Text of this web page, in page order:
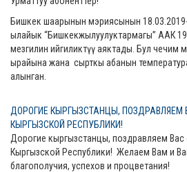
Бишкек шаарынын мэриясынын
ылайык “Бишкекжылуулуктармагы” ААК
мезгилин ийгиликтүү аяктады. Бул чечим
ырайына жана сырткы абанын
алынган.
ДОРОГИЕ КЫРГЫЗСТАНЦЫ, ПОЗДРАВЛЯЕМ
КЫРГЫЗСКОЙ РЕСПУБЛИКИ!
Дорогие кыргызстанцы, поздравляем
Кыргызской Республики! Желаем Вам и
благополучия, успехов и процветания!